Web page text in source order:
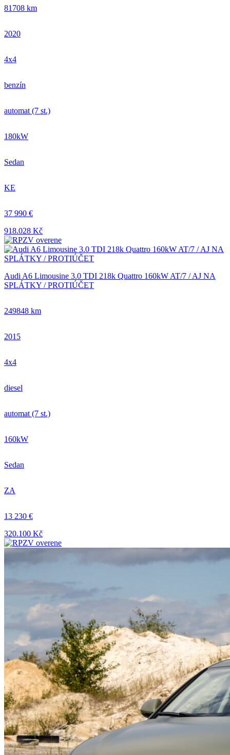
81708 km
2020
4x4
benzín
automat (7 st.)
180kW
Sedan
KE
37 990 €
918.028 Kč
Audi A6 Limousine 3.0 TDI 218k Quattro 160kW AT/7 / AJ NA
SPLÁTKY / PROTIÚČET
249848 km
2015
4x4
diesel
automat (7 st.)
160kW
Sedan
ZA
13 230 €
320.100 Kč